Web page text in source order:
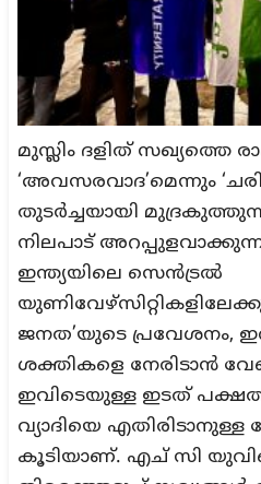
മുസ്ലിം ദളിത് സഖ്യത്തെ
‘അവസരവാദ’മെന്നും
തുടർച്ചയായി
നിലപാട്
ഇന്ത്യയിലെ സെൻട്രൽ
ജനത’യുടെ പ്രവേശനം,
ശക്തികളെ നേരിടാൻ
ഇവിടെയുള്ള ഇടത്
വ്യാദിയെ എതിരിടാനുള്ള
കൂടിയാണ്. എച് സി